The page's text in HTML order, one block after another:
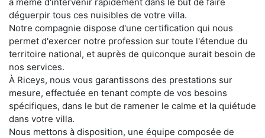
déguerpir tous ces nuisibles de votre villa.
Notre compagnie dispose d'une certification qui nous
permet d'exercer notre profession sur toute l'étendue du
territoire national, et auprès de quiconque aurait besoin de
nos services.
À Riceys, nous vous garantissons des prestations sur
mesure, effectuée en tenant compte de vos besoins
spécifiques, dans le but de ramener le calme et la quiétude
dans votre villa.
Nous mettons à disposition, une équipe composée de